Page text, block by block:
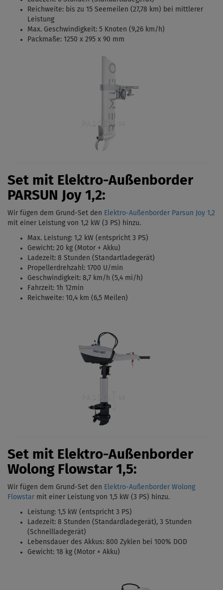
Reichweite: bis zu 15 Seemeilen (27,78 km) bei mittlerer
Leistung
Max. Geschwindigkeit: 5 Knoten (9,26 km/h)
Packmaße: 1250 x 295 x 90 mm
Set mit Elektro-Außenborder
PARSUN Joy 1,2:
Wir fügen dem Grund-Set den Elektro-Außenborder Parsun Joy 1,2
mit einer Leistung von 1,2 kW (3 PS) hinzu.
Max. Leistung: 1,2 kW (entspricht 3 PS)
Gewicht: 20 kg (Motor + Akku)
Ladezeit: 8 Stunden (Standartladegerät)
Propellerdrehzahl: 1700 U/min
Geschwindigkeit: 8,7 km/h (5,4 mi/h)
Fahrzeit: 1h 12min
Reichweite: 10,4 km (6,5 Meilen)
Set mit Elektro-Außenborder
Wolong Flowstar 1,5:
Wir fügen dem Grund-Set den Elektro-Außenborder Wolong
Flowstar mit einer Leistung von 1,5 kW (3 PS) hinzu.
Leistung: 1,5 kW (entspricht 3 PS)
Ladezeit: 8 Stunden (Standardladegerät), 3 Stunden
(Schnellladegerät)
Lebensdauer des Akkus: 800 Zyklen bei 100% DOD
Gewicht: 18 kg (Motor + Akku)